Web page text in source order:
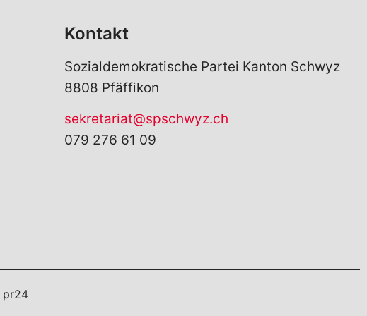
Kontakt
Sozialdemokratische Partei Kanton Schwyz
8808 Pfäffikon
sekretariat@spschwyz.ch
079 276 61 09
pr24